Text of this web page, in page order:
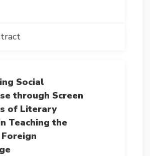
Social
through Screen
of Literary
Teaching the